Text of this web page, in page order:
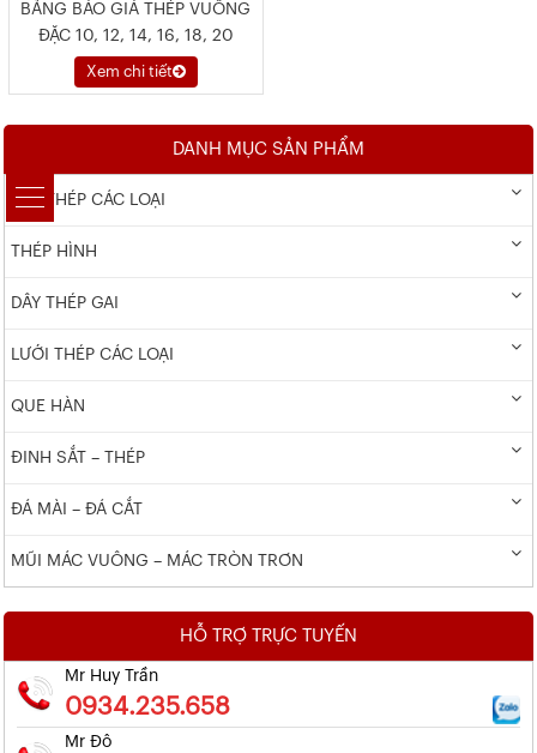
BẢNG BÁO GIÁ THÉP VUÔNG
ĐẶC 10, 12, 14, 16, 18, 20
Xem chi tiết
DANH MỤC SẢN PHẨM
DÂY THÉP CÁC LOẠI
THÉP HÌNH
DÂY THÉP GAI
LƯỚI THÉP CÁC LOẠI
QUE HÀN
ĐINH SẮT – THÉP
ĐÁ MÀI – ĐÁ CẮT
MŨI MÁC VUÔNG – MÁC TRÒN TRƠN
HỖ TRỢ TRỰC TUYẾN
Mr Huy Trần
0934.235.658
Mr Đô